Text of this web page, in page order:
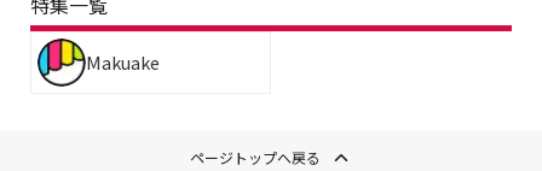
Makuake
ページトップへ戻る